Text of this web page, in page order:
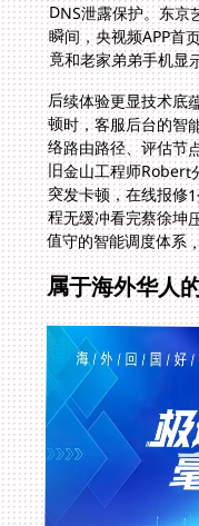
竟和老家弟弟手机显
后续体验更显技术底
顿时，客服后台的智
络路由路径、评估节
旧金山工程师Robert
突发卡顿，在线报修
程无缓冲看完蔡徐
值守的智能调度体系
属于海外华人